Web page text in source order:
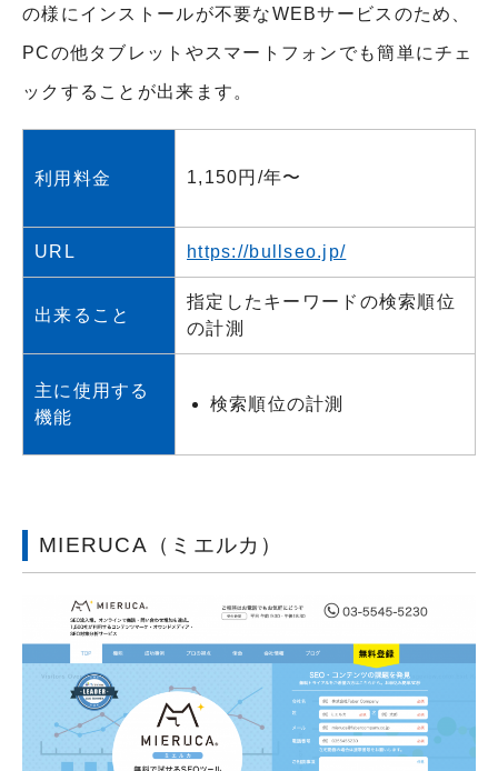
の様にインストールが不要なWEBサービスのため、
PCの他タブレットやスマートフォンでも簡単にチェ
ックすることが出来ます。
利用料金 1,150円/年〜
URL https://bullseo.jp/
出来ること
指定したキーワードの検索順位
の計測
主に使用する
機能
検索順位の計測
MIERUCA（ミエルカ）